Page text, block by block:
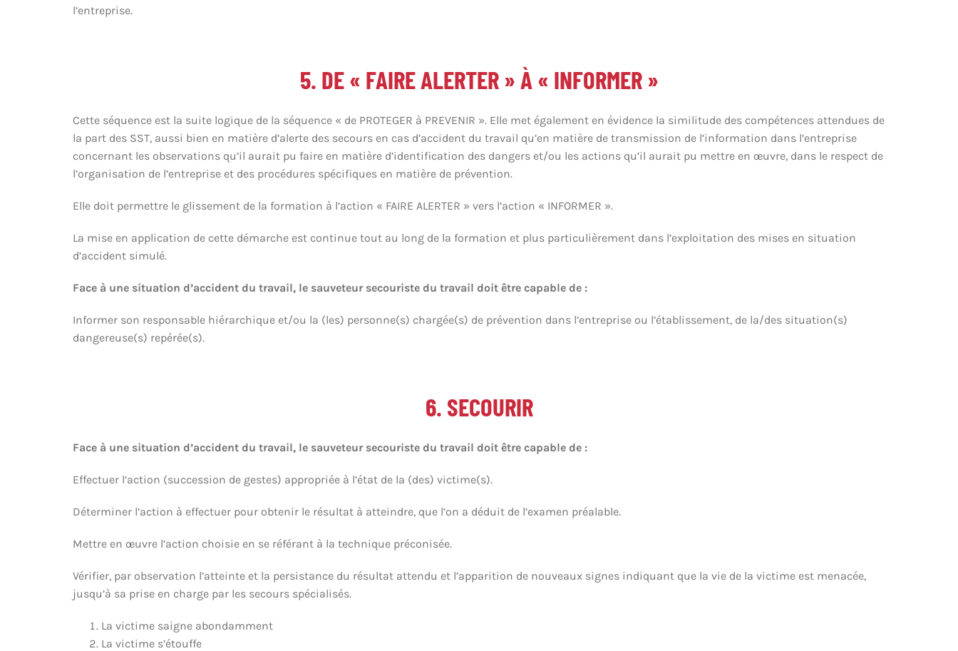
l’entreprise.
5. DE « FAIRE ALERTER » À « INFORMER »
Cette séquence est la suite logique de la séquence « de PROTEGER à PREVENIR ». Elle met également en évidence la similitude des compétences attendues de
la part des SST, aussi bien en matière d’alerte des secours en cas d’accident du travail qu’en matière de transmission de l’information dans l’entreprise
concernant les observations qu’il aurait pu faire en matière d’identification des dangers et/ou les actions qu’il aurait pu mettre en œuvre, dans le respect de
l’organisation de l’entreprise et des procédures spécifiques en matière de prévention.
Elle doit permettre le glissement de la formation à l’action « FAIRE ALERTER » vers l’action « INFORMER ».
La mise en application de cette démarche est continue tout au long de la formation et plus particulièrement dans l’exploitation des mises en situation
d’accident simulé.
Face à une situation d’accident du travail, le sauveteur secouriste du travail doit être capable de :
Informer son responsable hiérarchique et/ou la (les) personne(s) chargée(s) de prévention dans l’entreprise ou l’établissement, de la/des situation(s)
dangereuse(s) repérée(s).
6. SECOURIR
Face à une situation d’accident du travail, le sauveteur secouriste du travail doit être capable de :
Effectuer l’action (succession de gestes) appropriée à l’état de la (des) victime(s).
Déterminer l’action à effectuer pour obtenir le résultat à atteindre, que l’on a déduit de l’examen préalable.
Mettre en œuvre l’action choisie en se référant à la technique préconisée.
Vérifier, par observation l’atteinte et la persistance du résultat attendu et l’apparition de nouveaux signes indiquant que la vie de la victime est menacée,
jusqu’à sa prise en charge par les secours spécialisés.
La victime saigne abondamment
La victime s’étouffe